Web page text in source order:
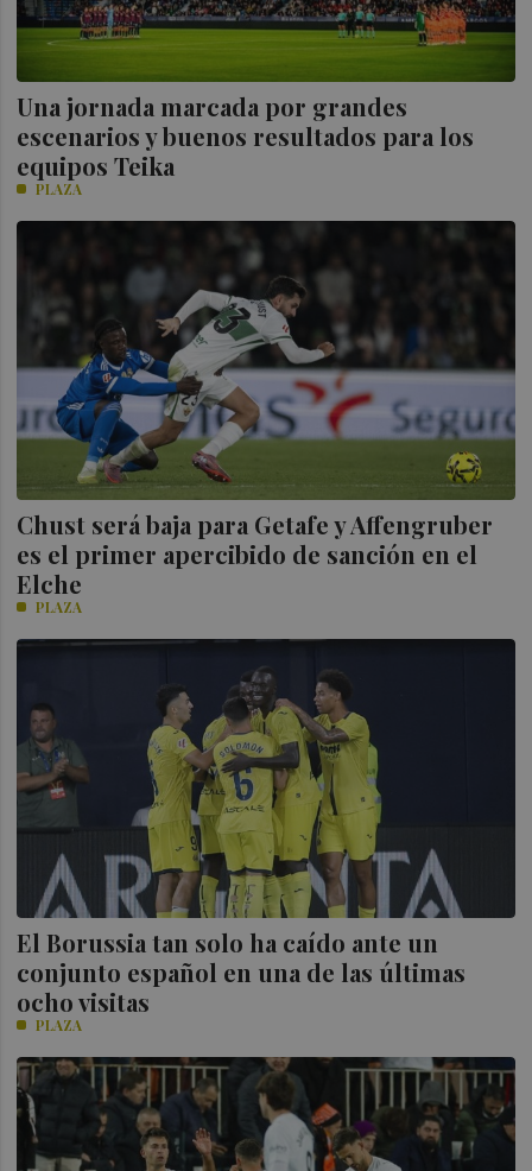
Una jornada marcada por grandes
escenarios y buenos resultados para los
equipos Teika
PLAZA
Chust será baja para Getafe y Affengruber
es el primer apercibido de sanción en el
Elche
PLAZA
El Borussia tan solo ha caído ante un
conjunto español en una de las últimas
ocho visitas
PLAZA